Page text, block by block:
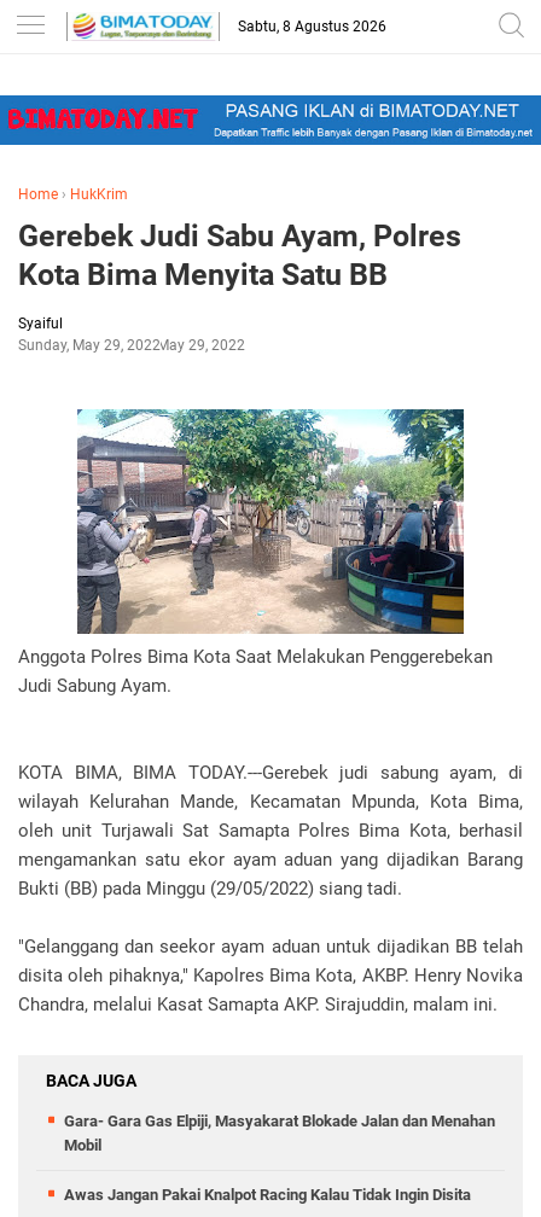
-->
Sabtu, 8 Agustus 2026
Home › HukKrim
Gerebek Judi Sabu Ayam, Polres
Kota Bima Menyita Satu BB
Syaiful
Sunday, May 29, 2022May 29, 2022
Anggota Polres Bima Kota Saat Melakukan Penggerebekan
Judi Sabung Ayam.
KOTA BIMA, BIMA TODAY.---Gerebek judi sabung ayam, di
wilayah Kelurahan Mande, Kecamatan Mpunda, Kota Bima,
oleh unit Turjawali Sat Samapta Polres Bima Kota, berhasil
mengamankan satu ekor ayam aduan yang dijadikan Barang
Bukti (BB) pada Minggu (29/05/2022) siang tadi.
"Gelanggang dan seekor ayam aduan untuk dijadikan BB telah
disita oleh pihaknya," Kapolres Bima Kota, AKBP. Henry Novika
Chandra, melalui Kasat Samapta AKP. Sirajuddin, malam ini.
BACA JUGA
Gara- Gara Gas Elpiji, Masyakarat Blokade Jalan dan Menahan
Mobil
Awas Jangan Pakai Knalpot Racing Kalau Tidak Ingin Disita